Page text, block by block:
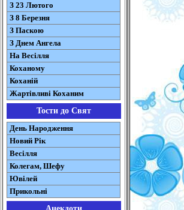
З 23 Лютого
З 8 Березня
З Паскою
З Днем Ангела
На Весілля
Коханому
Коханій
Жартівливі Коханим
Тости до Свят
День Народження
Новий Рік
Весілля
Колегам, Шефу
Ювілей
Прикольні